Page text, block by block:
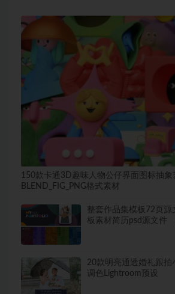
150款卡通3D趣味人物公仔界面图标抽象
BLEND_FIG_PNG格式素材
整套作品集模板72页源
板素材简历psd源文件 （包含商用字体）
20款明亮通透婚礼跟拍
调色Lightroom预设